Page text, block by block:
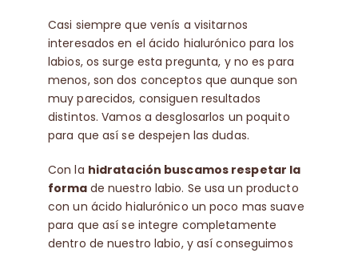
Casi siempre que venís a visitarnos
interesados en el ácido hialurónico para los
labios, os surge esta pregunta, y no es para
menos, son dos conceptos que aunque son
muy parecidos, consiguen resultados
distintos. Vamos a desglosarlos un poquito
para que así se despejen las dudas.
Con la hidratación buscamos respetar la
forma de nuestro labio. Se usa un producto
con un ácido hialurónico un poco mas suave
para que así se integre completamente
dentro de nuestro labio, y así conseguimos